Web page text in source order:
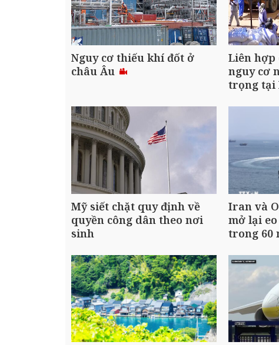
Nguy cơ thiếu khí đốt ở
châu Âu
Liên hợp
nguy cơ
trọng tại
Mỹ siết chặt quy định về
quyền công dân theo nơi
sinh
Iran và
mở lại
trong 60